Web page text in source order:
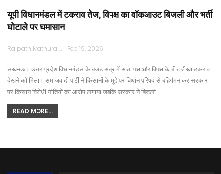
यूपी विधानमंडल में टकराव तेज, विपक्ष का वॉकआउट बिजली और भर्ती
घोटाले पर घमासान
Rajpath Mathura Feb 19, 2026
लखनऊ। उत्तर प्रदेश विधानमंडल के बजट सत्र में सत्ता पक्ष और विपक्ष के बीच तीखा टकराव
देखने को मिला। समाजवादी पार्टी ने किसानों के मुद्दे पर विधान परिषद से बहिर्गमन कर सरकार
पर किसान विरोधी नीतियों का आरोप लगाया जबकि सरकार ने बिजली…
READ MORE...